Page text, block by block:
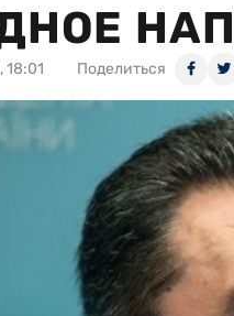
18:01 Поделиться